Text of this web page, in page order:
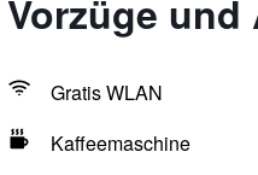
Vorzüge
Gratis WLAN
Kaffeemaschine